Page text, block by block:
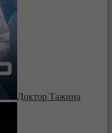
Доктор Тажина